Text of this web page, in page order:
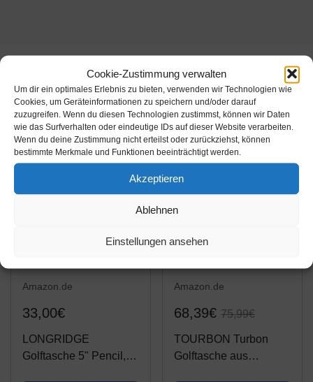
Cookie-Zustimmung verwalten
Um dir ein optimales Erlebnis zu bieten, verwenden wir Technologien wie
Cookies, um Geräteinformationen zu speichern und/oder darauf
zuzugreifen. Wenn du diesen Technologien zustimmst, können wir Daten
wie das Surfverhalten oder eindeutige IDs auf dieser Website verarbeiten.
Wenn du deine Zustimmung nicht erteilst oder zurückziehst, können
bestimmte Merkmale und Funktionen beeinträchtigt werden.
Akzeptieren
Ablehnen
Einstellungen ansehen
Zusätzliche Informationen
Amazon.de
33,00€
LONGRIDGE
Golftasche 5" Pencil,
Amazon.de
68,39€ 75,99€
TOURBON Turbon
Golftasche aus